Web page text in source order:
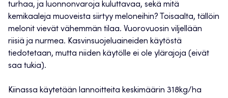
turhaa, ja luonnonvaroja kuluttavaa, sekä mitä
kemikaaleja muoveista siirtyy meloneihin? Toisaalta, tällöin
melonit vievät vähemmän tilaa. Vuorovuosin viljellään
riisiä ja nurmea. Kasvinsuojeluaineiden käytöstä
tiedotetaan, mutta niiden käytölle ei ole ylärajoja (eivät
saa tukia).
Kiinassa käytetään lannoitteita keskimäärin 318kg/ha